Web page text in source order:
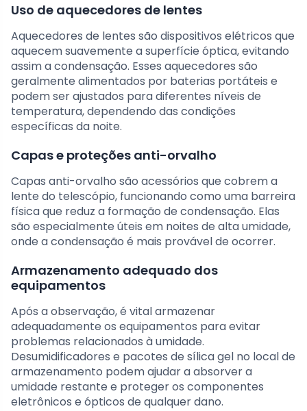
Uso de aquecedores de lentes
Aquecedores de lentes são dispositivos elétricos que
aquecem suavemente a superfície óptica, evitando
assim a condensação. Esses aquecedores são
geralmente alimentados por baterias portáteis e
podem ser ajustados para diferentes níveis de
temperatura, dependendo das condições
específicas da noite.
Capas e proteções anti-orvalho
Capas anti-orvalho são acessórios que cobrem a
lente do telescópio, funcionando como uma barreira
física que reduz a formação de condensação. Elas
são especialmente úteis em noites de alta umidade,
onde a condensação é mais provável de ocorrer.
Armazenamento adequado dos
equipamentos
Após a observação, é vital armazenar
adequadamente os equipamentos para evitar
problemas relacionados à umidade.
Desumidificadores e pacotes de sílica gel no local de
armazenamento podem ajudar a absorver a
umidade restante e proteger os componentes
eletrônicos e ópticos de qualquer dano.